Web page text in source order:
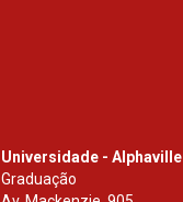
Universidade - Alphaville
Graduação